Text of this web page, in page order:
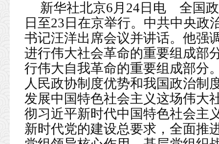
新华社北京6月24日电 全国
日至23日在京举行。中共中央政
书记汪洋出席会议并讲话。他强
进行伟大社会革命的重要组成部
行伟大自我革命的重要组成部分
人民政协制度优势和我国政治制
发展中国特色社会主义这场伟大
彻习近平新时代中国特色社会主
新时代党的建设总要求，全面推